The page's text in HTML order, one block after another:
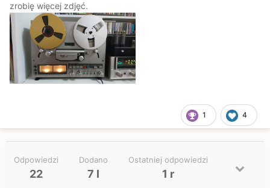
zrobię więcej zdjęć.
1 4
Odpowiedzi
22
Dodano
7 l
Ostatniej odpowiedzi
1 r